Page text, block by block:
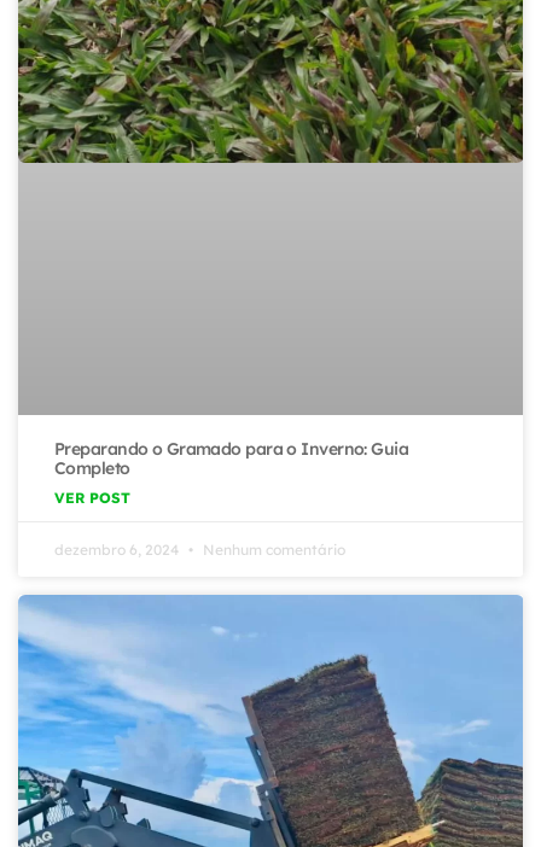
Preparando o Gramado para o Inverno: Guia
Completo
VER POST
dezembro 6, 2024 Nenhum comentário